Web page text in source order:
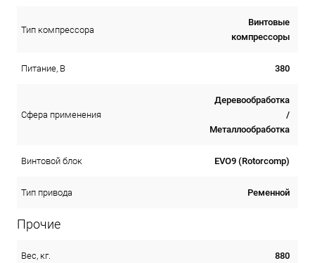
Тип компрессора
Винтовые
компрессоры
Питание, В 380
Сфера применения
Деревообработка
/
Металлообработка
Винтовой блок EVO9 (Rotorcomp)
Тип привода Ременной
Прочие
Вес, кг. 880